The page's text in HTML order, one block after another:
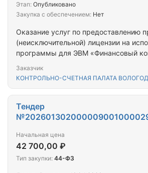
Оказание услуг по предоставлению
(неисключительной) лицензии на
программы для ЭВМ «Финансовый
Заказчик
КОНТРОЛЬНО-СЧЕТНАЯ ПАЛАТА
Этап: Опубликовано
Закупка с обеспечением: Нет
Тендер
Начальная цена
42 700,00 ₽
Тип закупки: 44-ФЗ